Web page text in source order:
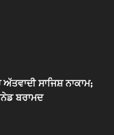
ਸਾਜਿਸ਼ ਨਾਕਾਮ;
ਬਰਾਮਦ